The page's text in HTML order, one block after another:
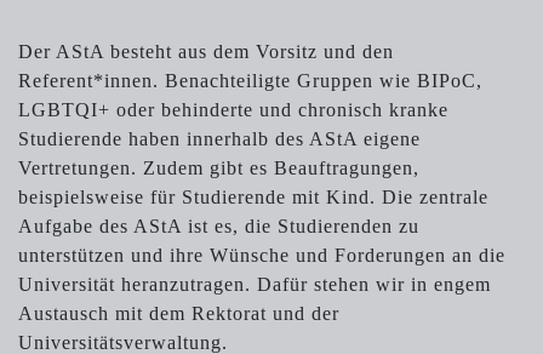
Der AStA besteht aus dem Vorsitz und den
Referent*innen. Benachteiligte Gruppen wie BIPoC,
LGBTQI+ oder behinderte und chronisch kranke
Studierende haben innerhalb des AStA eigene
Vertretungen. Zudem gibt es Beauftragungen,
beispielsweise für Studierende mit Kind. Die zentrale
Aufgabe des AStA ist es, die Studierenden zu
unterstützen und ihre Wünsche und Forderungen an die
Universität heranzutragen. Dafür stehen wir in engem
Austausch mit dem Rektorat und der
Universitätsverwaltung.